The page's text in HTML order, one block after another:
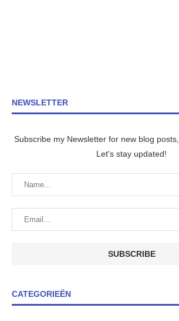
NEWSLETTER
Subscribe my Newsletter for new blog
Let's stay updated!
CATEGORIEËN